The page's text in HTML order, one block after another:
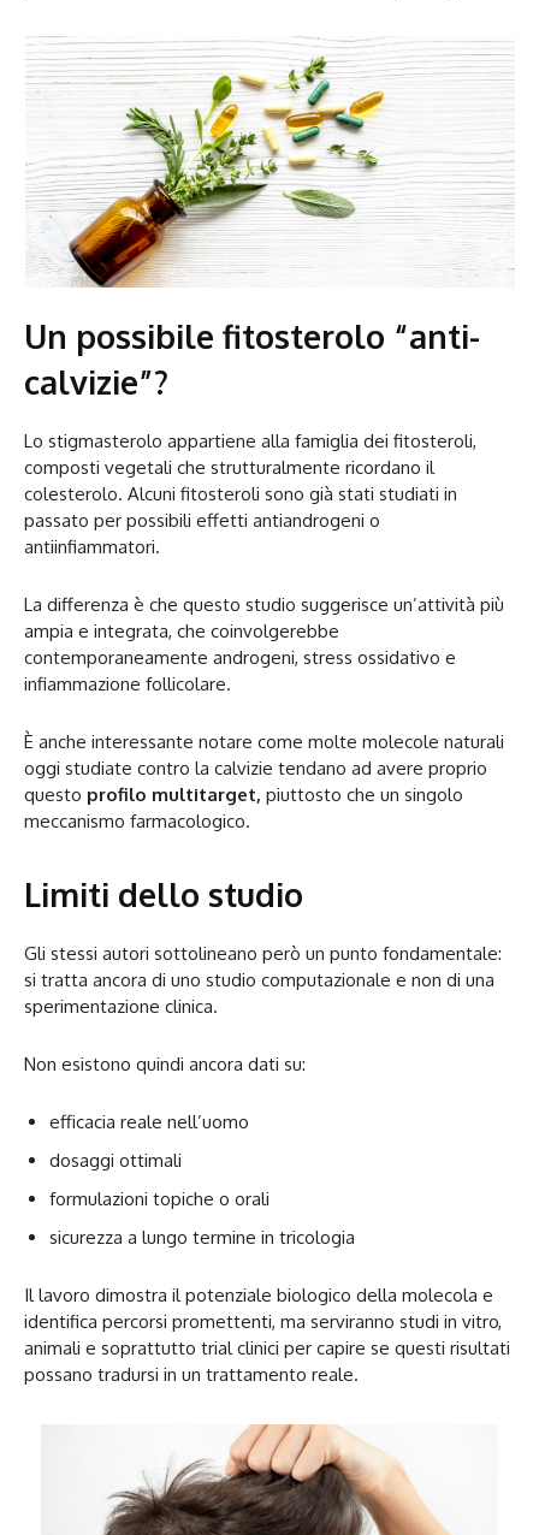
Un possibile fitosterolo “anti-
calvizie”?
Lo stigmasterolo appartiene alla famiglia dei fitosteroli,
composti vegetali che strutturalmente ricordano il
colesterolo. Alcuni fitosteroli sono già stati studiati in
passato per possibili effetti antiandrogeni o
antiinfiammatori.
La differenza è che questo studio suggerisce un’attività più
ampia e integrata, che coinvolgerebbe
contemporaneamente androgeni, stress ossidativo e
infiammazione follicolare.
È anche interessante notare come molte molecole naturali
oggi studiate contro la calvizie tendano ad avere proprio
questo profilo multitarget, piuttosto che un singolo
meccanismo farmacologico.
Limiti dello studio
Gli stessi autori sottolineano però un punto fondamentale:
si tratta ancora di uno studio computazionale e non di una
sperimentazione clinica.
Non esistono quindi ancora dati su:
efficacia reale nell’uomo
dosaggi ottimali
formulazioni topiche o orali
sicurezza a lungo termine in tricologia
Il lavoro dimostra il potenziale biologico della molecola e
identifica percorsi promettenti, ma serviranno studi in vitro,
animali e soprattutto trial clinici per capire se questi risultati
possano tradursi in un trattamento reale.